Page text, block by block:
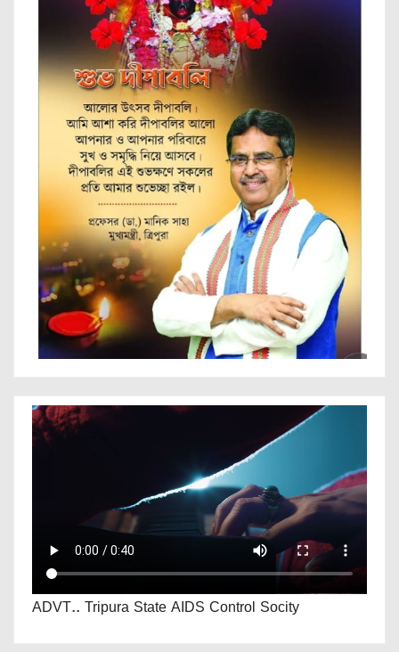
ADVT.. Tripura State AIDS Control Socity